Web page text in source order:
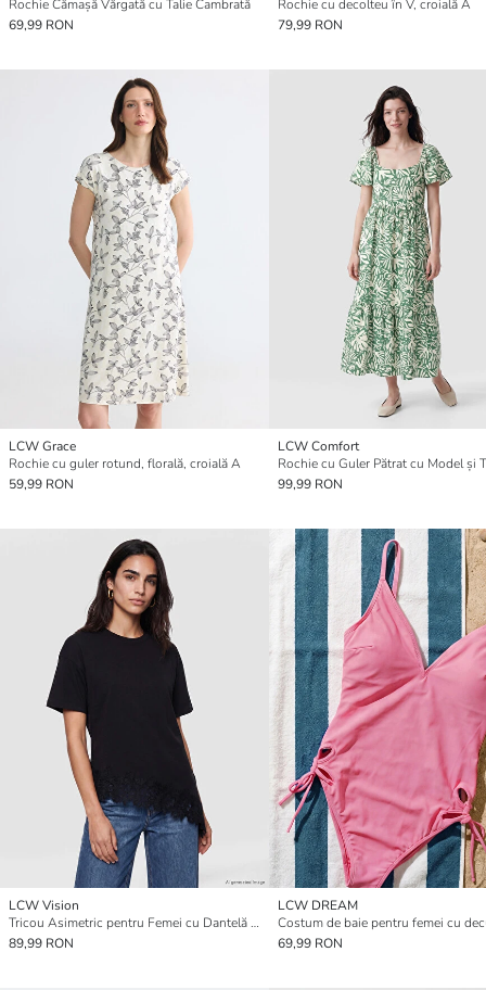
Rochie Cămașă Vărgată cu Talie Cambrată
69,99 RON
Rochie cu decolteu în V, croială A
79,99 RON
LCW Grace
Rochie cu guler rotund, florală, croială A
59,99 RON
LCW Comfort
99,99 RON
LCW Vision
Tricou Asimetric pentru Femei cu Dantelă Detaliată
89,99 RON
LCW DREAM
69,99 RON